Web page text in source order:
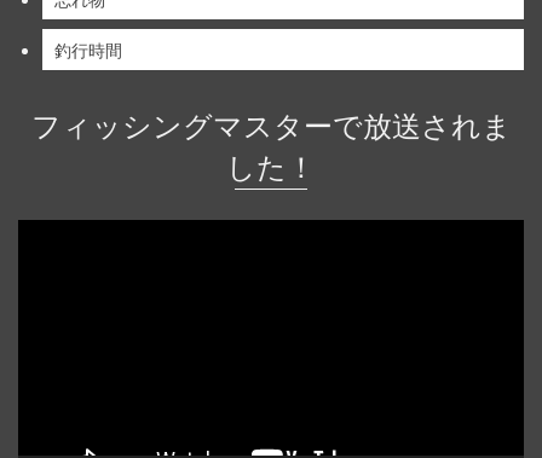
釣行時間
フィッシングマスターで放送されま
した！